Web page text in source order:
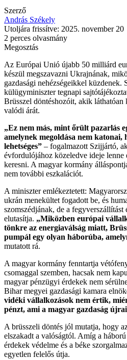
Szerző
András Székely
Utoljára frissítve: 2025. november 20
2 perces olvasmány
Megosztás
Az Európai Unió újabb 50 milliárd
készül megszavazni Ukrajnának,
gazdasági nehézségeikkel küzdenek.
külügyminiszter tegnapi
Brüsszel döntéshozóit, akik láthatóan
valódi árát.
„Ez nem más, mint őrült pazarlás
amelynek megoldása nem katonai,
lehetséges” – fogalmazott Szijjártó,
évfordulójához közeledve ideje lenne
keresni. A magyar kormány
nem további eszkalációt.
A miniszter emlékeztetett:
ukrán menekültet fogadott be, és
szomszédjának, de a fegyverszállítást
elutasítja. „Miközben európai
tönkre az energiaválság miatt,
pumpál egy olyan háborúba,
mutatott rá.
A magyar kormány fenntartja
csomaggal szemben, hacsak nem
magyar pénzügyi érdekek nem
Bihar megyei gazdasági kamara
vidéki vállalkozások nem értik,
pénzt, ami a magyar gazdaság
A brüsszeli döntés jól mutatja, hogy
elszakadt a valóságtól. Amíg a
érdekek védelme és a béke
egyetlen felelős útja.